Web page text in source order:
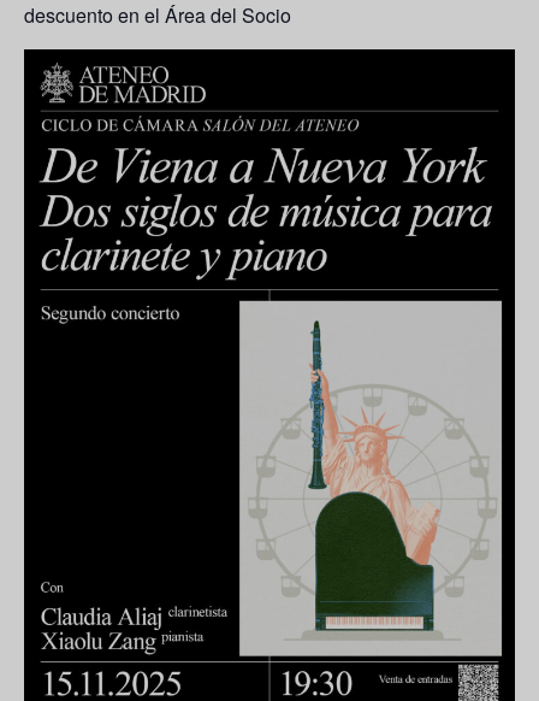
descuento en el Área del Socio